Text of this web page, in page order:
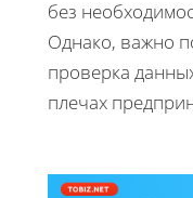
без
Однако, важно
проверка
плечах